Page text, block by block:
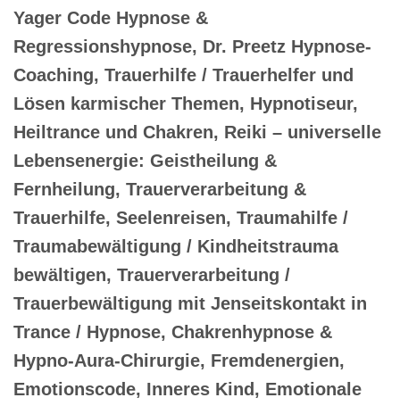
Yager Code Hypnose &
Regressionshypnose, Dr. Preetz Hypnose-
Coaching, Trauerhilfe / Trauerhelfer und
Lösen karmischer Themen, Hypnotiseur,
Heiltrance und Chakren, Reiki – universelle
Lebensenergie: Geistheilung &
Fernheilung, Trauerverarbeitung &
Trauerhilfe, Seelenreisen, Traumahilfe /
Traumabewältigung / Kindheitstrauma
bewältigen, Trauerverarbeitung /
Trauerbewältigung mit Jenseitskontakt in
Trance / Hypnose, Chakrenhypnose &
Hypno-Aura-Chirurgie, Fremdenergien,
Emotionscode, Inneres Kind, Emotionale